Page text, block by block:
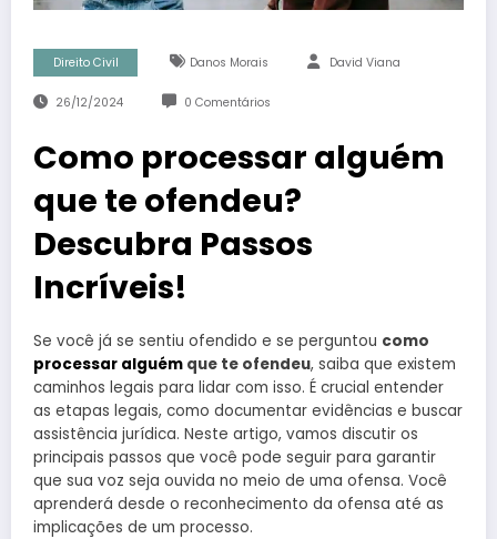
Direito Civil Danos Morais David Viana
26/12/2024 0 Comentários
Como processar alguém
que te ofendeu?
Descubra Passos
Incríveis!
Se você já se sentiu ofendido e se perguntou como
processar alguém que te ofendeu, saiba que existem
caminhos legais para lidar com isso. É crucial entender
as etapas legais, como documentar evidências e buscar
assistência jurídica. Neste artigo, vamos discutir os
principais passos que você pode seguir para garantir
que sua voz seja ouvida no meio de uma ofensa. Você
aprenderá desde o reconhecimento da ofensa até as
implicações de um processo.